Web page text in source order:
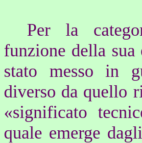
Per la
funzione della
stato messo in
diverso da quello
«significato
quale emerge